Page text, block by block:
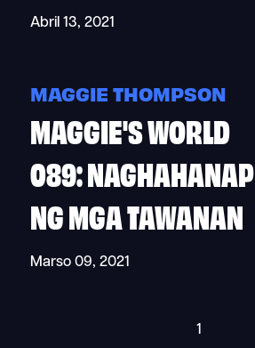
Abril 13, 2021
MAGGIE THOMPSON
MAGGIE'S WORLD
089: NAGHAHANAP
NG MGA TAWANAN
Marso 09, 2021
1